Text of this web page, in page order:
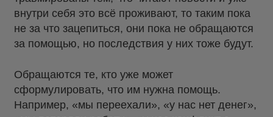
внутри себя это всё проживают, то таким пока
не за что зацепиться, они пока не обращаются
за помощью, но последствия у них тоже будут.
Обращаются те, кто уже может
сформулировать, что им нужна помощь.
Например, «мы переехали», «у нас нет денег»,